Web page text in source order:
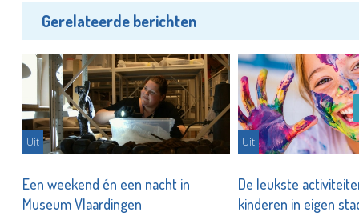
Gerelateerde berichten
Uit
Een weekend én een nacht in
Museum Vlaardingen
Uit
De leukste
kinderen in eigen